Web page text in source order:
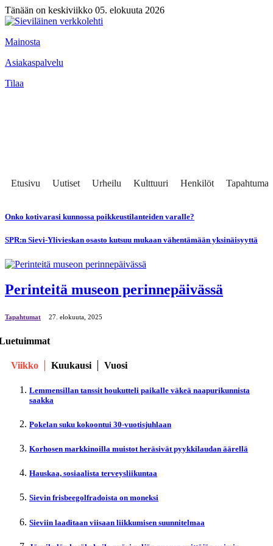
Tänään on keskiviikko 05. elokuuta 2026
Mainosta
Asiakaspalvelu
Tilaa
Etusivu Uutiset Urheilu Kulttuuri Henkilöt Tapahtumat
Onko kotivarasi kunnossa poikkeustilanteiden varalle?
SPR:n Sievi-Ylivieskan osasto kutsuu mukaan vähentämään yksinäisyyttä
Perinteitä museon perinnepäivässä
Tapahtumat 27. elokuuta, 2025
Viikko Kuukausi Vuosi
Lemmensillan tanssit houkutteli paikalle väkeä naapurikunnista
saakka
Pokelan suku kokoontui 30-vuotisjuhlaan
Korhosen markkinoilla muistot heräsivät pyykkilaudan äärellä
Hauskaa, sosiaalista terveysliikuntaa
Sievin frisbeegolfradoista on moneksi
Sieviin laaditaan viisaan liikkumisen suunnitelmaa